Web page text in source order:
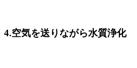
4.空気を送りながら水質浄化